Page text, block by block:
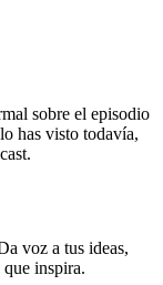
sobre el episodio
has visto todavía,
voz a tus ideas,
inspira.